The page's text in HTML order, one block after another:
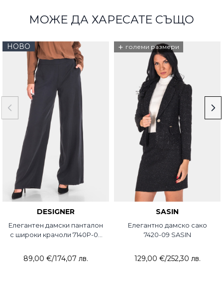
МОЖЕ ДА ХАРЕСАТЕ СЪЩО
НОВО
DESIGNER
Елегантен дамски панталон
с широки крачоли 7140P-09
89,00 €/174,07 лв.
+ големи размери
SASIN
Елегантно дамско сако
7420-09 SASIN
129,00 €/252,30 лв.